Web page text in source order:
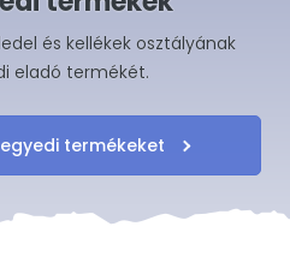
és kellékek osztályának
eladó termékét.
termékeket